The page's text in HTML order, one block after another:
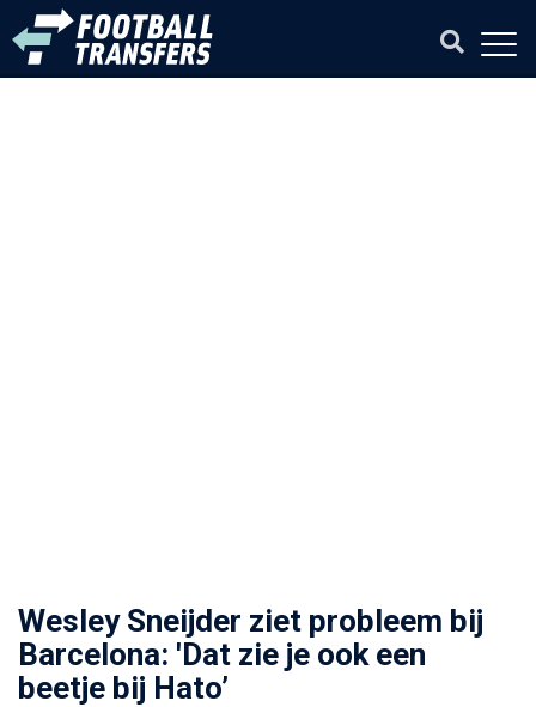
Wesley Sneijder ziet probleem bij
Barcelona: 'Dat zie je ook een
beetje bij Hato’